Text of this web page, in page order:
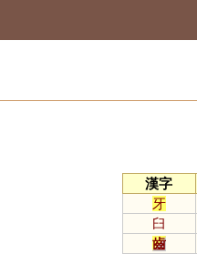
漢字
牙
臼
齒